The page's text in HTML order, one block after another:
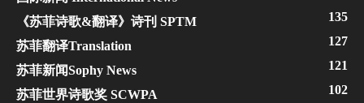
《苏菲诗歌&翻译》诗刊 SPTM 135
苏菲翻译Translation 127
苏菲新闻Sophy News 121
苏菲世界诗歌奖 SCWPA 102